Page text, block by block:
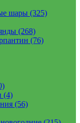
шары (325)
(268)
(76)
(4)
(56)